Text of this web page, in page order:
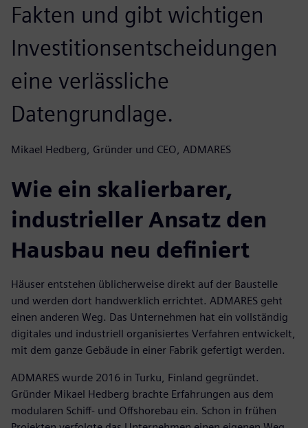
Fakten und gibt wichtigen
Investitionsentscheidungen
eine verlässliche
Datengrundlage.
Mikael Hedberg, Gründer und CEO, ADMARES
Wie ein skalierbarer,
industrieller Ansatz den
Hausbau neu definiert
Häuser entstehen üblicherweise direkt auf der Baustelle
und werden dort handwerklich errichtet. ADMARES geht
einen anderen Weg. Das Unternehmen hat ein vollständig
digitales und industriell organisiertes Verfahren entwickelt,
mit dem ganze Gebäude in einer Fabrik gefertigt werden.
ADMARES wurde 2016 in Turku, Finland gegründet.
Gründer Mikael Hedberg brachte Erfahrungen aus dem
modularen Schiff- und Offshorebau ein. Schon in frühen